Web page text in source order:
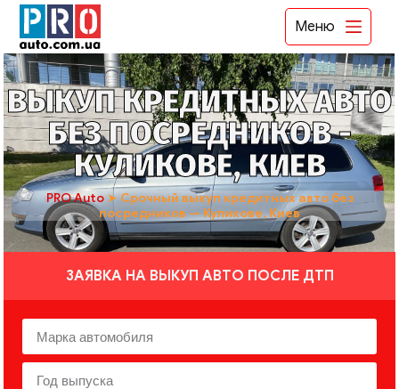
Меню
ВЫКУП КРЕДИТНЫХ АВТО
БЕЗ ПОСРЕДНИКОВ -
КУЛИКОВЕ, КИЕВ
PRO Auto➤Срочный выкуп кредитных авто без
посредников — Куликове, Киев
ЗАЯВКА НА ВЫКУП АВТО ПОСЛЕ ДТП